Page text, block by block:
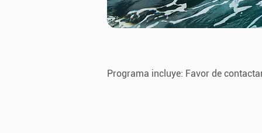
Programa incluye: Favor de